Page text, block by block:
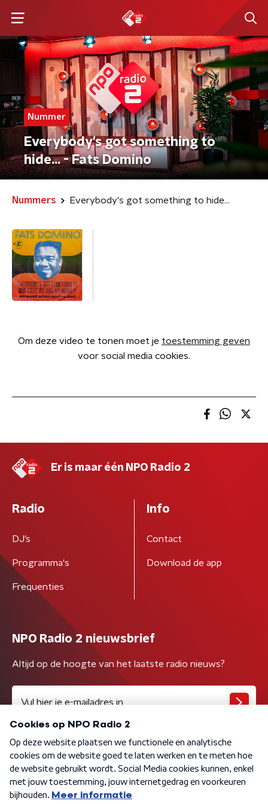
Nummer
Everybody's got something to
hide... - Fats Domino
Nummers Everybody's got something to hide...
Om deze video te tonen moet je toestemming geven
voor social media cookies.
Er is maar één NPO Radio 2
Radio
DJ’s
Programma's
Frequenties
Info
Contact
Download de app
NPO Radio 2 nieuwsbrief
Altijd op de hoogte van het laatste radio nieuws?
Algemene voorwaarden